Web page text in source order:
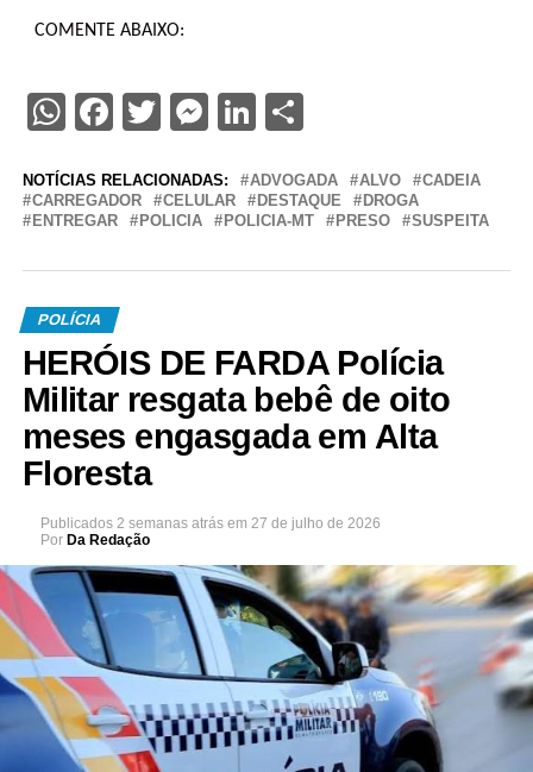
COMENTE ABAIXO:
WhatsApp
Facebook
Twitter
Messenger
LinkedIn
Share
NOTÍCIAS RELACIONADAS: ADVOGADA ALVO
CADEIA
CARREGADOR
CELULAR DESTAQUE
DROGA
ENTREGAR
POLICIA POLICIA-MT PRESO SUSPEITA
POLÍCIA
HERÓIS DE FARDA Polícia
Militar resgata bebê de oito
meses engasgada em Alta
Floresta
Publicados 2 semanas atrás em 27 de julho de 2026
Por Da Redação